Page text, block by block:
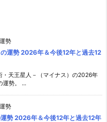
運勢
運勢 2026年＆今後12年と過去12
・天王星人－（マイナス）の2026年
運勢。 ...
運勢
勢 2026年＆今後12年と過去12年